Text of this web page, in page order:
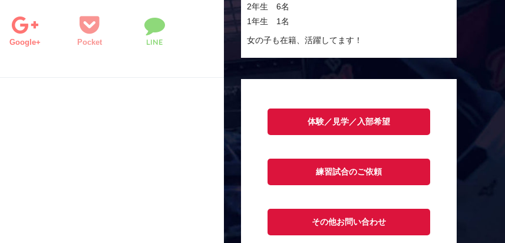
Google+ Pocket LINE
2年生 6名
1年生 1名
女の子も在籍、活躍してます！
体験／見学／入部希望
練習試合のご依頼
その他お問い合わせ